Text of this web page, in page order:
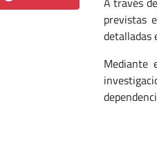
previstas
detalladas
Mediante